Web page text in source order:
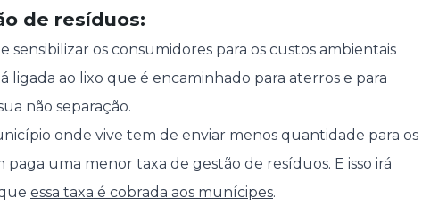
de resíduos:
sensibilizar os consumidores para os custos ambientais
ligada ao lixo que é encaminhado para aterros e para
não separação.
onde vive tem de enviar menos quantidade para os
uma menor taxa de gestão de resíduos. E isso irá
essa taxa é cobrada aos munícipes.